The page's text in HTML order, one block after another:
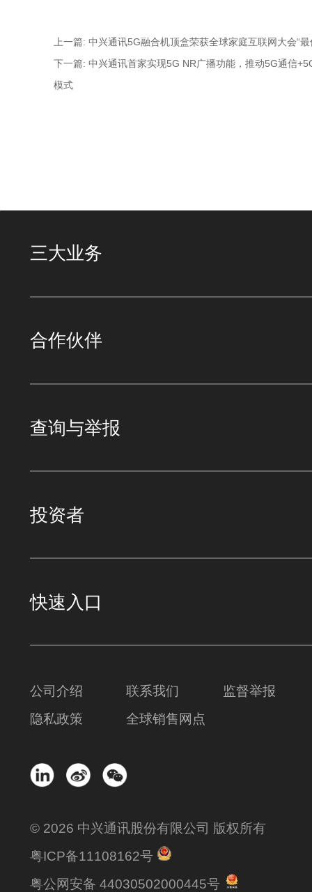
上一篇: 中兴通讯5G融合机顶盒荣获全球家庭互联网大会“
下一篇: 中兴通讯首家实现5G NR广播功能，推动5G通信
模式
三大业务
合作伙伴
查询与举报
投资者
快速入口
公司介绍 联系我们
监督举报
隐私政策
全球销售网点
© 2026 中兴通讯股份有限公司 版权所有
粤ICP备11108162号
粤公网安备 44030502000445号